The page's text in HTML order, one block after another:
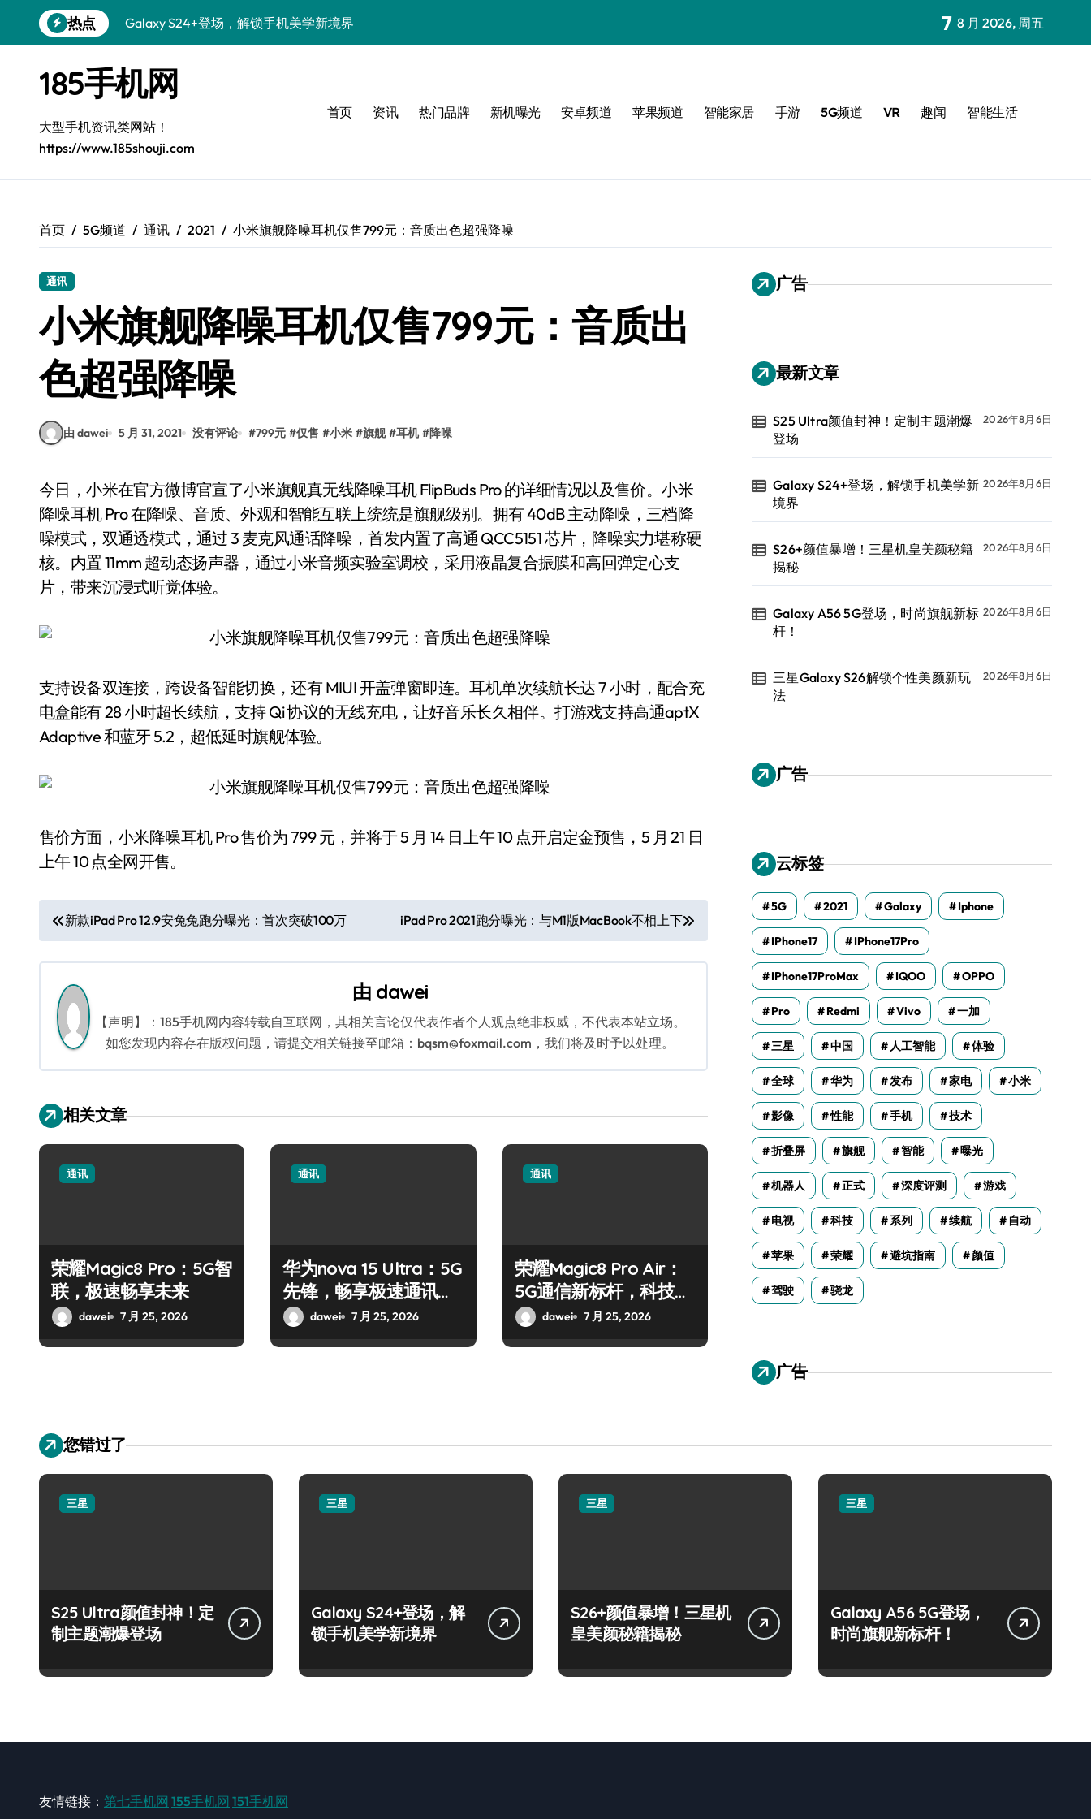
到
热点
Galaxy S24+登场，解锁手机美学新境界
Galaxy A56 5G登场，时尚旗舰新标杆！
三星Galaxy S26解锁个性美颜新玩法
Galaxy S25个性解锁：炫酷定制全攻略
Galaxy C55 5G焕新秘籍：潮流定制，玩转无限可能
Galaxy Z Flip6：折叠时尚，一瞬惊艳
S25 Ultra颜值封神！定制主题潮爆登场
7 8 月 2026, 周五
185手机网
大型手机资讯类网站！
https://www.185shouji.com
首页 资讯 热门品牌 新机曝光 安卓频道 苹果频道 智能家居 手游 5G频道 VR 趣闻 智能生活
首页 5G频道 通讯 2021 小米旗舰降噪耳机仅售799元：音质出色超强降噪
通讯
小米旗舰降噪耳机仅售799元：音质出
色超强降噪
由 dawei 5 月 31, 2021 没有评论 #799元 #仅售 #小米 #旗舰 #耳机 #降噪
今日，小米在官方微博官宣了小米旗舰真无线降噪耳机 FlipBuds Pro 的详细情况以及售价。小米
降噪耳机 Pro 在降噪、音质、外观和智能互联上统统是旗舰级别。拥有 40dB 主动降噪，三档降
噪模式，双通透模式，通过 3 麦克风通话降噪，首发内置了高通 QCC5151 芯片，降噪实力堪称硬
核。内置 11mm 超动态扬声器，通过小米音频实验室调校，采用液晶复合振膜和高回弹定心支
片，带来沉浸式听觉体验。
支持设备双连接，跨设备智能切换，还有 MIUI 开盖弹窗即连。耳机单次续航长达 7 小时，配合充
电盒能有 28 小时超长续航，支持 Qi 协议的无线充电，让好音乐长久相伴。打游戏支持高通aptX
Adaptive 和蓝牙 5.2，超低延时旗舰体验。
售价方面，小米降噪耳机 Pro 售价为 799 元，并将于 5 月 14 日上午 10 点开启定金预售，5 月 21 日
上午 10 点全网开售。
文
章
导
航
新款iPad Pro 12.9安兔兔跑分曝光：首次突破100万 iPad Pro 2021跑分曝光：与M1版MacBook不相上下
由 dawei
【声明】：185手机网内容转载自互联网，其相关言论仅代表作者个人观点绝非权威，不代表本站立场。
如您发现内容存在版权问题，请提交相关链接至邮箱：bqsm@foxmail.com，我们将及时予以处理。
相关文章
通讯
荣耀Magic8 Pro：5G智
联，极速畅享未来
dawei 7 月 25, 2026
通讯
华为nova 15 Ultra：5G
先锋，畅享极速通讯新
体验dawei 7 月 25, 2026
通讯
荣耀Magic8 Pro Air：
5G通信新标杆，科技之
选
dawei 7 月 25, 2026
广告
最新文章
S25 Ultra颜值封神！定制主题潮爆
登场
2026年8月6日
Galaxy S24+登场，解锁手机美学新
境界
2026年8月6日
S26+颜值暴增！三星机皇美颜秘籍
揭秘
2026年8月6日
Galaxy A56 5G登场，时尚旗舰新标
杆！
2026年8月6日
三星Galaxy S26解锁个性美颜新玩
法
2026年8月6日
广告
云标签
5G 2021 Galaxy Iphone
IPhone17 IPhone17Pro
IPhone17ProMax IQOO OPPO
Pro Redmi Vivo 一加
三星 中国 人工智能 体验
全球 华为 发布 家电 小米
影像 性能 手机 技术
折叠屏 旗舰 智能 曝光
机器人 正式 深度评测 游戏
电视 科技 系列 续航 自动
苹果 荣耀 避坑指南 颜值
驾驶 骁龙
广告
您错过了
三星
S25 Ultra颜值封神！定
制主题潮爆登场
三星
Galaxy S24+登场，解
锁手机美学新境界
三星
S26+颜值暴增！三星机
皇美颜秘籍揭秘
三星
Galaxy A56 5G登场，
时尚旗舰新标杆！
友情链接： 第七手机网 155手机网 151手机网